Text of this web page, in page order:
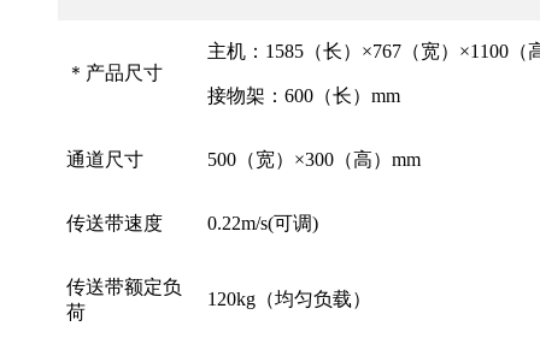
＊产品尺寸
主机：1585（长）×767（宽）×1100
接物架：600（
通道尺寸 500（宽）×300（高）mm
传送带速度 0.22m/s(可调)
传送带额定负
荷
120kg（均匀负载）